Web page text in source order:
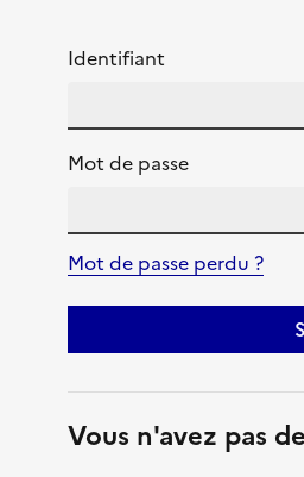
Identifiant
Mot de passe
Mot de passe perdu ?
Vous n'avez pas